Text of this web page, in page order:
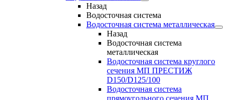
Назад
Водосточная система
Водосточная система металлическая
Назад
Водосточная система
металлическая
Водосточная система круглого
сечения МП ПРЕСТИЖ
D150/D125/100
Водосточная система
прямоугольного сечения МП